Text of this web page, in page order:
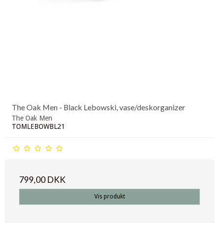
The Oak Men - Black Lebowski, vase/deskorganizer
The Oak Men
TOMLEBOWBL21
799,00 DKK
Vis produkt